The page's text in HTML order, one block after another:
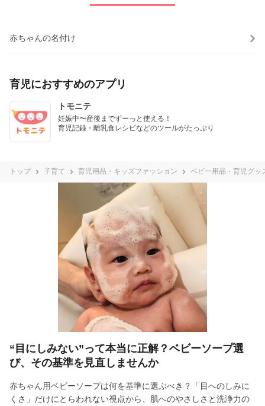
赤ちゃんの名付け
育児におすすめのアプリ
トモニテ
妊娠中〜産後までずーっと使える！
育児記録・離乳食レシピなどのツールがたっぷり
トップ 子育て 育児用品・キッズファッション ベビー用品・育児グッ
“目にしみない”って本当に正解？ベビーソープ選
び、その基準を見直しませんか
赤ちゃん用ベビーソープは何を基準に選ぶべき？「目へのしみに
くさ」だけにとらわれない視点から、肌へのやさしさと洗浄力の